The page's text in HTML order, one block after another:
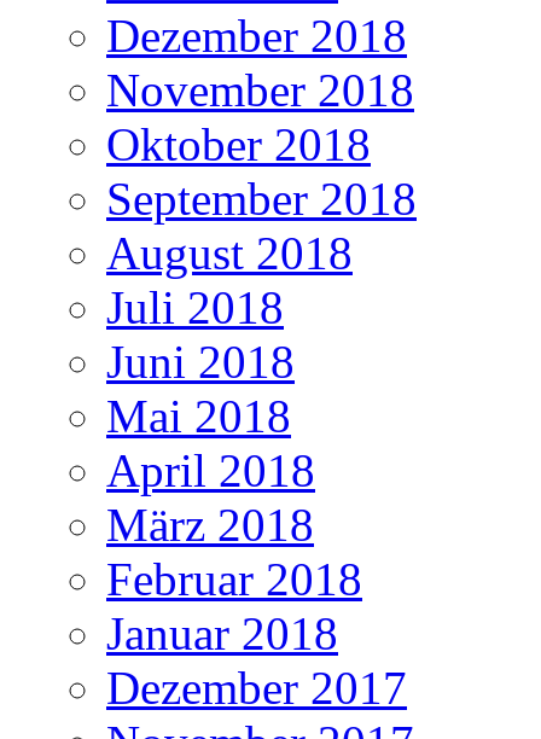
Dezember 2018
November 2018
Oktober 2018
September 2018
August 2018
Juli 2018
Juni 2018
Mai 2018
April 2018
März 2018
Februar 2018
Januar 2018
Dezember 2017